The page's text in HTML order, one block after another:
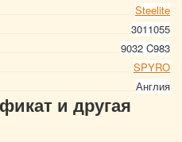
Steelite
3011055
9032 C983
SPYRO
Англия
и другая